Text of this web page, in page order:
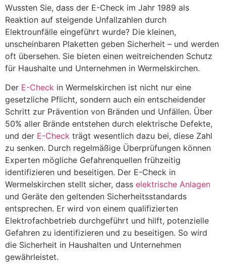
Wussten Sie, dass der E-Check im Jahr 1989 als
Reaktion auf steigende Unfallzahlen durch
Elektrounfälle eingeführt wurde? Die kleinen,
unscheinbaren Plaketten geben Sicherheit – und werden
oft übersehen. Sie bieten einen weitreichenden Schutz
für Haushalte und Unternehmen in Wermelskirchen.
Der E-Check in Wermelskirchen ist nicht nur eine
gesetzliche Pflicht, sondern auch ein entscheidender
Schritt zur Prävention von Bränden und Unfällen. Über
50% aller Brände entstehen durch elektrische Defekte,
und der E-Check trägt wesentlich dazu bei, diese Zahl
zu senken. Durch regelmäßige Überprüfungen können
Experten mögliche Gefahrenquellen frühzeitig
identifizieren und beseitigen. Der E-Check in
Wermelskirchen stellt sicher, dass elektrische Anlagen
und Geräte den geltenden Sicherheitsstandards
entsprechen. Er wird von einem qualifizierten
Elektrofachbetrieb durchgeführt und hilft, potenzielle
Gefahren zu identifizieren und zu beseitigen. So wird
die Sicherheit in Haushalten und Unternehmen
gewährleistet.